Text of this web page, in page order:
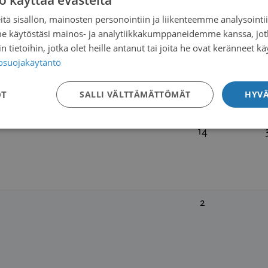
1
3
14
2
sisällön, mainosten personointiin ja liikenteemme
käytöstäsi mainos- ja analytiikkakumppaneidemme kanssa,
tietoihin, jotka olet heille antanut tai joita he ovat keränneet
SALLI VÄLTTÄMÄTTÖMÄT